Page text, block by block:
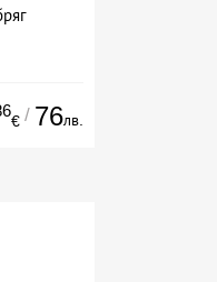
€ / 76лв.